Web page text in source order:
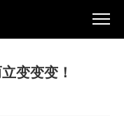
变变变！